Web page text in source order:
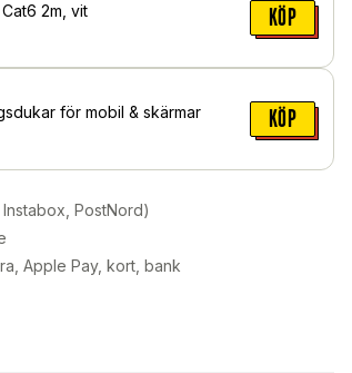
2m, vit
KÖP
för mobil & skärmar
KÖP
PostNord)
Apple Pay, kort, bank